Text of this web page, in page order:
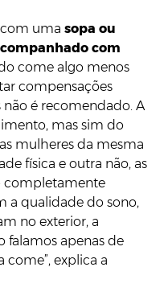
uma sopa ou
com
come algo menos
compensações
não é recomendado. A
mas sim do
mulheres da mesma
física e outra não, as
completamente
a qualidade do sono,
no exterior, a
falamos apenas de
come”, explica a